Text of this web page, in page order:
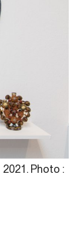
2021. Photo :